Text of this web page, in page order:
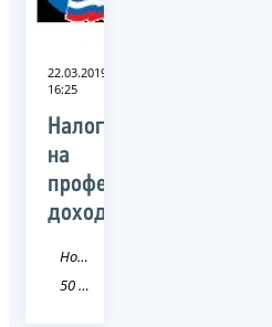
22.03.2019
16:25
Налог
на
профессиональный
доход
Новость
50 Московская область